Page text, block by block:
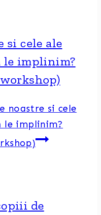
si cele ale
le implinim?
noastre si cele
le implinim?
de